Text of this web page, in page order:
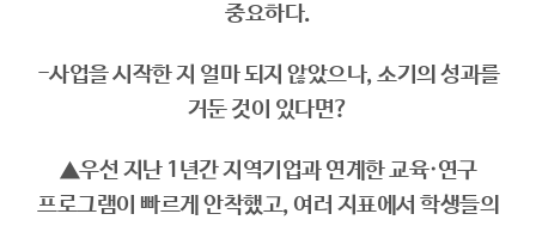
중요하다.
-사업을 시작한 지 얼마 되지 않았으나, 소기의 성과를
거둔 것이 있다면?
▲우선 지난 1년간 지역기업과 연계한 교육·연구
프로그램이 빠르게 안착했고, 여러 지표에서 학생들의